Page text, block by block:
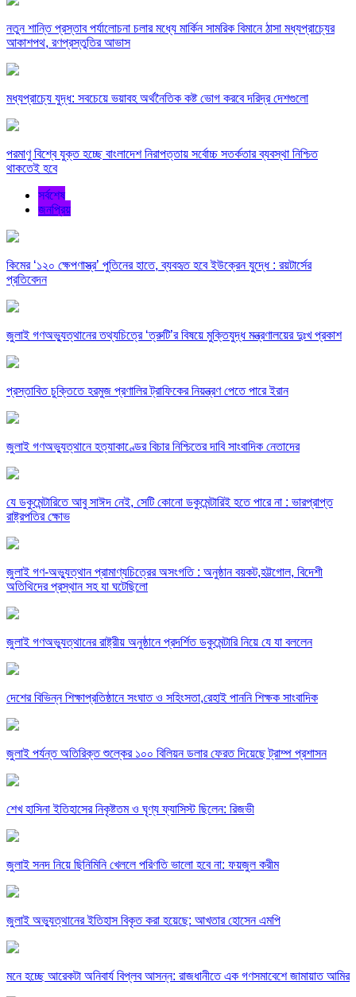
নতুন শান্তি প্রস্তাব পর্যালোচনা চলার মধ্যে মার্কিন সামরিক বিমানে ঠাসা মধ্যপ্রাচ্যের
আকাশপথ, রণপ্রস্তুতির আভাস
মধ্যপ্রাচ্যে যুদ্ধ: সবচেয়ে ভয়াবহ অর্থনৈতিক কষ্ট ভোগ করবে দরিদ্র দেশগুলো
পরমাণু বিশ্বে যুক্ত হচ্ছে বাংলাদেশ নিরাপত্তায় সর্বোচ্চ সতর্কতার ব্যবস্থা নিশ্চিত
থাকতেই হবে
সর্বশেষ
জনপ্রিয়
কিমের ‘১২০ ক্ষেপণাস্ত্র’ পুতিনের হাতে, ব্যবহৃত হবে ইউক্রেন যুদ্ধে : রয়টার্সের
প্রতিবেদন
জুলাই গণঅভ্যুত্থানের তথ্যচিত্রে ‘ত্রুটি’র বিষয়ে মুক্তিযুদ্ধ মন্ত্রণালয়ের দুঃখ প্রকাশ
প্রস্তাবিত চুক্তিতে হরমুজ প্রণালির ট্রাফিকের নিয়ন্ত্রণ পেতে পারে ইরান
জুলাই গণঅভ্যুত্থানে হত্যাকাণ্ডের বিচার নিশ্চিতের দাবি সাংবাদিক নেতাদের
যে ডকুমেন্টারিতে আবু সাঈদ নেই, সেটি কোনো ডকুমেন্টারিই হতে পারে না : ভারপ্রাপ্ত
রাষ্ট্রপতির ক্ষোভ
জুলাই গণ-অভ্যুত্থান প্রামাণ্যচিত্রের অসংগতি : অনুষ্ঠান বয়কট,হট্টগোল, বিদেশী
অতিথিদের প্রস্থান সহ যা ঘটেছিলো
জুলাই গণঅভ্যুত্থানের রাষ্ট্রীয় অনুষ্ঠানে প্রদর্শিত ডকুমেন্টারি নিয়ে যে যা বললেন
দেশের বিভিন্ন শিক্ষাপ্রতিষ্ঠানে সংঘাত ও সহিংসতা,রেহাই পাননি শিক্ষক সাংবাদিক
জুলাই পর্যন্ত অতিরিক্ত শুল্কের ১০০ বিলিয়ন ডলার ফেরত দিয়েছে ট্রাম্প প্রশাসন
শেখ হাসিনা ইতিহাসের নিকৃষ্টতম ও ঘৃণ্য ফ্যাসিস্ট ছিলেন: রিজভী
জুলাই সনদ নিয়ে ছিনিমিনি খেললে পরিণতি ভালো হবে না: ফয়জুল করীম
জুলাই অভ্যুত্থানের ইতিহাস বিকৃত করা হয়েছে: আখতার হোসেন এমপি
মনে হচ্ছে আরেকটা অনিবার্য বিপ্লব আসন্ন: রাজধানীতে এক গণসমাবেশে জামায়াত আমির